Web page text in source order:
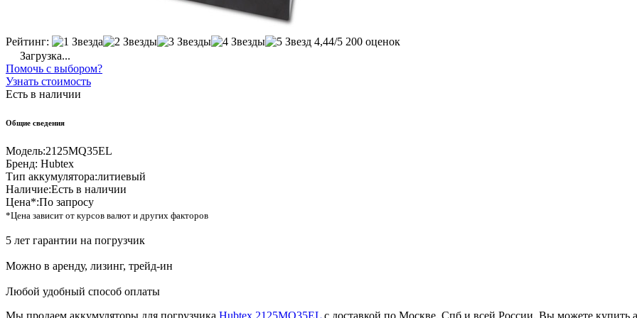
Рейтинг: 4,44/5 200 оценок
Загрузка...
Помочь с выбором?
Узнать стоимость
Есть в наличии
Общие сведения
Модель:2125MQ35EL
Бренд: Hubtex
Тип аккумулятора:литиевый
Наличие:Есть в наличии
Цена*:По запросу
*Цена зависит от курсов валют и других факторов
5 лет гарантии на погрузчик
Можно в аренду, лизинг, трейд-ин
Любой удобный способ оплаты